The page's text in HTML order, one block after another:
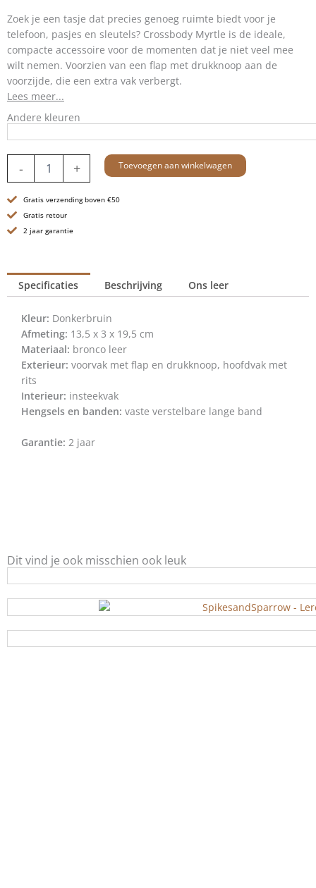
Zoek je een tasje dat precies genoeg ruimte biedt voor je
telefoon, pasjes en sleutels? Crossbody Myrtle is de ideale,
compacte accessoire voor de momenten dat je niet veel mee
wilt nemen. Voorzien van een flap met drukknoop aan de
voorzijde, die een extra vak verbergt.
Lees meer...
Andere kleuren
-
Crossbodytas
Myrtle
-
Donkerbruin
+ Toevoegen aan winkelwagen
Gratis verzending boven €50
Gratis retour
2 jaar garantie
Specificaties Beschrijving Ons leer
Kleur: Donkerbruin
Afmeting: 13,5 x 3 x 19,5 cm
Materiaal: bronco leer
Exterieur: voorvak met flap en drukknoop, hoofdvak met
rits
Interieur: insteekvak
Hengsels en banden: vaste verstelbare lange band
Garantie: 2 jaar
Dit vind je ook misschien ook leuk